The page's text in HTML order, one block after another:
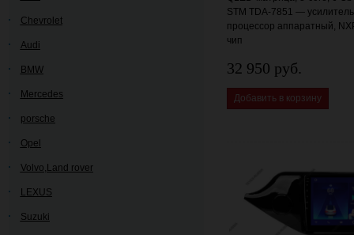
Chevrolet
Audi
BMW
Mercedes
porsche
Opel
Volvo,Land rover
LEXUS
Suzuki
STM TDA-7851 —
процессор аппаратный,
чип
32 950 руб.
Добавить в корзину